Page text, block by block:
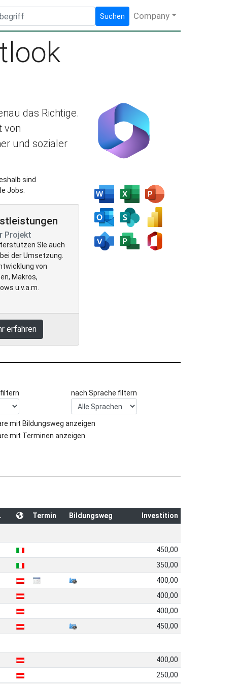
Suchen Company
das Richtige.
von
und sozialer
sind
Jobs.
Projekt
SIe auch
der Umsetzung.
von
Makros,
u.v.a.m.
erfahren
nach Sprache filtern
mit Bildungsweg anzeigen
mit Terminen anzeigen
Termin Bildungsweg Investition
450,00
350,00
400,00
400,00
400,00
450,00
400,00
250,00